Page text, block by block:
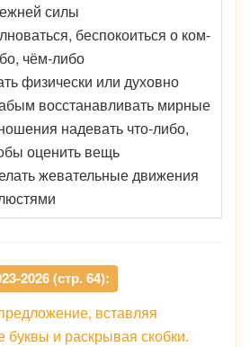
силы
беспокоиться о ком-
чём-либо
физически или духовно
восстанавливать мирные
надевать что-либо,
оценить вещь
жевательные движения
2026 (стр. 64):
вставляя
и раскрывая скобки.